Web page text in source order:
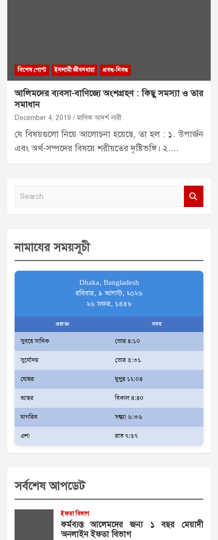
বিশেষ পোস্ট ইসলামী জীবনধারা প্রবন্ধ-নিবন্ধ
আলিমদের ব্যবসা-বাণিজ্যে অংশগ্রহণ : কিছু সমস্যা ও তার
সমাধান
December 4, 2019 মাসিক আদর্শ নারী
যে বিষয়গুলো নিয়ে আলোচনা হয়েছে, তা হল : ১. উপার্জন
এবং অর্থ-সম্পদের বিষয়ে শরীয়তের দৃষ্টিভঙ্গি। ২.…
c
h
নামাযের সময়সূচী
Dhaka, Bangladesh
রবিবার, ৯ আগস্ট, ২০২৬
২৬ সফর, ১৪৪৮
ওয়াক্ত সময়
সুবহে সাদিক
ভোর ৪:১০
সূর্যোদয়
ভোর ৫:৩১
যোহর
দুপুর ১২:০৪
আছর
বিকাল ৪:৪০
মাগরিব
সন্ধ্যা ৬:৩৬
এশা
রাত ৭:৫৭
সর্বশেষ আপডেট
ইফতা বিভাগ
কর্মব্যস্ত আলেমদের জন্য ১ বছর মেয়াদী
অনলাইন ইফতা বিভাগ